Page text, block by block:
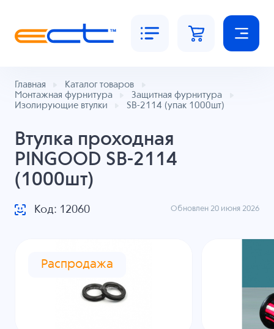
Главная
Каталог товаров
Монтажная фурнитура
Защитная фурнитура
Изолирующие втулки
SB-2114 (упак 1000шт)
Втулка проходная
PINGOOD SB-2114
(1000шт)
Код: 12060 Обновлен 20 июня 2026
Распродажа